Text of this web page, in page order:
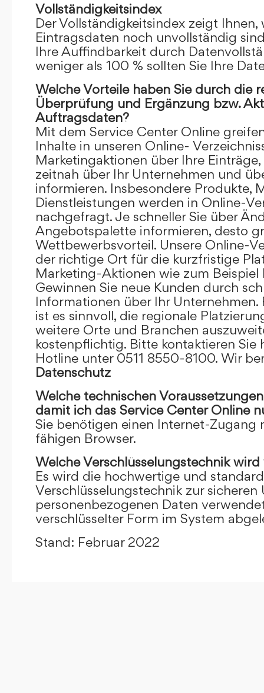
Vollständigkeitsindex
Der Vollständigkeitsindex zeigt
Eintragsdaten noch unvollständig
Ihre Auffindbarkeit durch
weniger als 100 % sollten Sie Ihre
Welche Vorteile haben Sie durch die
Überprüfung und Ergänzung bzw.
Auftragsdaten?
Mit dem Service Center Online
Inhalte in unseren Online-
Marketingaktionen über Ihre
zeitnah über Ihr Unternehmen und
informieren. Insbesondere Produkte,
Dienstleistungen werden in Online-
nachgefragt. Je schneller Sie über
Angebotspalette informieren, desto
Wettbewerbsvorteil. Unsere Online-
der richtige Ort für die kurzfristige
Marketing-Aktionen wie zum Beispiel
Gewinnen Sie neue Kunden durch
Informationen über Ihr Unternehmen.
ist es sinnvoll, die regionale
weitere Orte und Branchen
kostenpflichtig. Bitte kontaktieren Sie
Hotline unter 0511 8550-8100. Wir
Datenschutz
Welche technischen
damit ich das Service Center Online
Sie benötigen einen Internet-Zugang
fähigen Browser.
Welche Verschlüsselungstechnik
Es wird die hochwertige und
Verschlüsselungstechnik zur
personenbezogenen Daten
verschlüsselter Form im System
Stand: Februar 2022